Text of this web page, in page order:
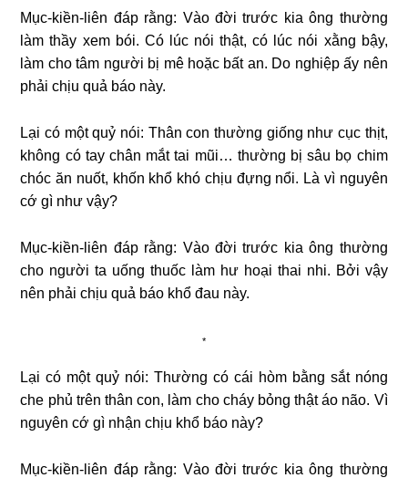
Mục-kiền-liên đáp rằng: Vào đời trước kia ông thường
làm thầy xem bói. Có lúc nói thật, có lúc nói xằng bậy,
làm cho tâm người bị mê hoặc bất an. Do nghiệp ấy nên
phải chịu quả báo này.
Lại có một quỷ nói: Thân con thường giống như cục thịt,
không có tay chân mắt tai mũi… thường bị sâu bọ chim
chóc ăn nuốt, khốn khổ khó chịu đựng nổi. Là vì nguyên
cớ gì như vậy?
Mục-kiền-liên đáp rằng: Vào đời trước kia ông thường
cho người ta uống thuốc làm hư hoại thai nhi. Bởi vậy
nên phải chịu quả báo khổ đau này.
*
Lại có một quỷ nói: Thường có cái hòm bằng sắt nóng
che phủ trên thân con, làm cho cháy bỏng thật áo não. Vì
nguyên cớ gì nhận chịu khổ báo này?
Mục-kiền-liên đáp rằng: Vào đời trước kia ông thường